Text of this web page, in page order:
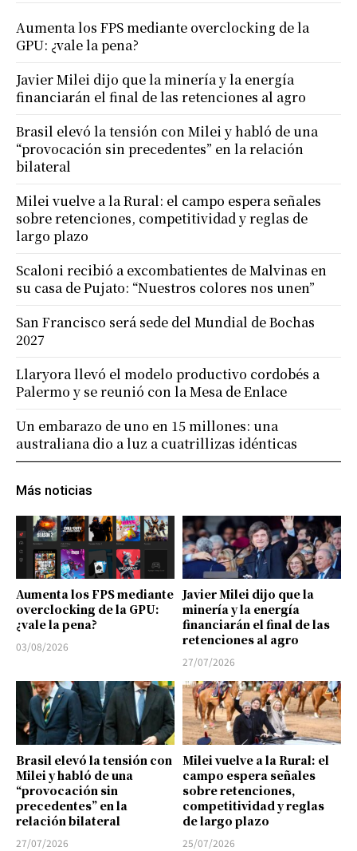
Más noticias
Aumenta los FPS mediante
overclocking de la GPU:
¿vale la pena?
03/08/2026
Javier Milei dijo que la
minería y la energía
financiarán el final de las
retenciones al agro
27/07/2026
Brasil elevó la tensión con
Milei y habló de una
“provocación sin
precedentes” en la
relación bilateral
27/07/2026
Milei vuelve a la Rural: el
campo espera señales
sobre retenciones,
competitividad y reglas
de largo plazo
25/07/2026
Aumenta los FPS mediante overclocking de la
GPU: ¿vale la pena?
Javier Milei dijo que la minería y la energía
financiarán el final de las retenciones al agro
Brasil elevó la tensión con Milei y habló de una
“provocación sin precedentes” en la relación
bilateral
Milei vuelve a la Rural: el campo espera señales
sobre retenciones, competitividad y reglas de
largo plazo
Scaloni recibió a excombatientes de Malvinas en
su casa de Pujato: “Nuestros colores nos unen”
San Francisco será sede del Mundial de Bochas
2027
Llaryora llevó el modelo productivo cordobés a
Palermo y se reunió con la Mesa de Enlace
Un embarazo de uno en 15 millones: una
australiana dio a luz a cuatrillizas idénticas